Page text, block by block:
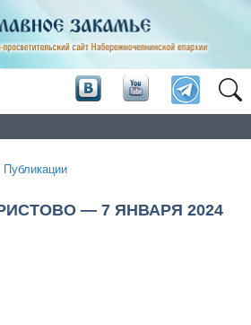
Публикации
— 7 ЯНВАРЯ 2024